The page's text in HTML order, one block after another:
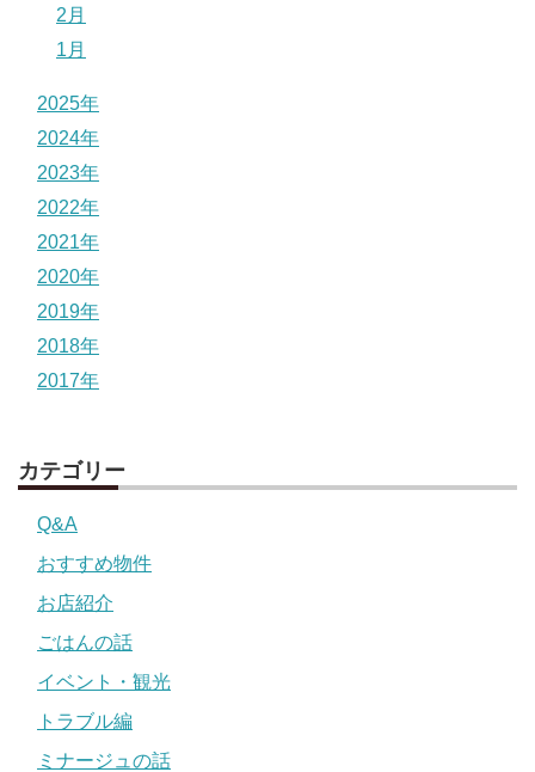
2月
1月
2025年
2024年
2023年
2022年
2021年
2020年
2019年
2018年
2017年
カテゴリー
Q&A
おすすめ物件
お店紹介
ごはんの話
イベント・観光
トラブル編
ミナージュの話